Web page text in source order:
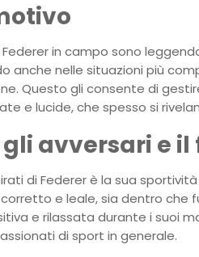
in campo sono
anche nelle situazioni più
Questo gli consente di
e lucide, che spesso si
avversari e
di Federer è la sua
e leale, sia dentro che
e rilassata durante i suoi
di sport in generale.